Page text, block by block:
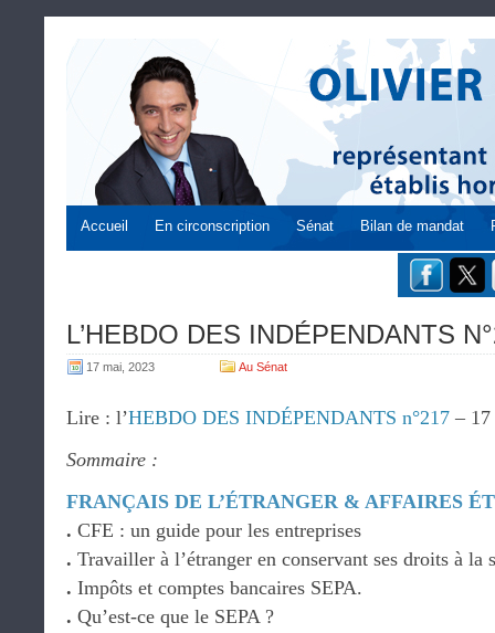
Accueil En circonscription Sénat Bilan de mandat
L’HEBDO DES INDÉPENDANTS
17 mai, 2023 Au Sénat
Lire : l’HEBDO DES INDÉPENDANTS n°217 –
Sommaire :
FRANÇAIS DE L’ÉTRANGER & AFFAIRES
. CFE : un guide pour les entreprises
. Travailler à l’étranger en conservant ses droits à la
. Impôts et comptes bancaires SEPA.
. Qu’est-ce que le SEPA ?